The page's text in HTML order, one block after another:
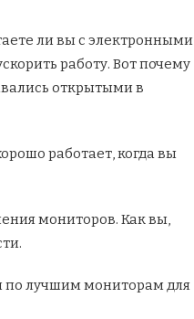
ли вы с электронными
работу. Вот почему
открытыми в
работает, когда вы
мониторов. Как вы,
по лучшим мониторам для